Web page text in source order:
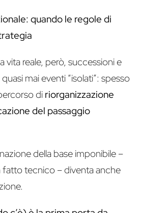
quando le regole di
vita reale, però, successioni e
mai eventi “isolati”: spesso
di riorganizzazione
del passaggio
della base imponibile –
tecnico – diventa anche